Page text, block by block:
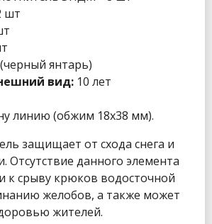
шт
(черный янтарь)
вид: 10 лет
линию (обжим 18х38 мм).
защищает от схода снега и
Отсутствие данного элемента
к срыву крюков водосточной
желобов, а также может
жителей.